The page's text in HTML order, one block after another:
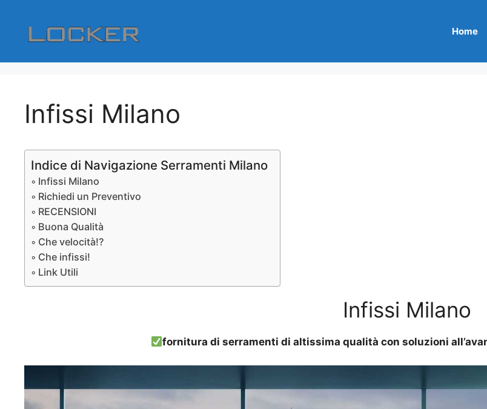
contenuto
Home
Infissi Milano
Indice di Navigazione Serramenti Milano
Infissi Milano
Richiedi un Preventivo
RECENSIONI
Buona Qualità
Che velocità!?
Che infissi!
Link Utili
Infissi Milano
fornitura di serramenti di altissima qualità con soluzioni